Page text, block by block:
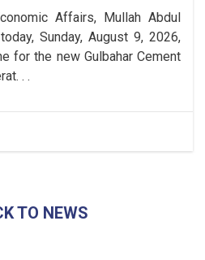
Affairs, Mullah Abdul
Sunday, August 9, 2026,
for the new Gulbahar Cement
. .
TO NEWS